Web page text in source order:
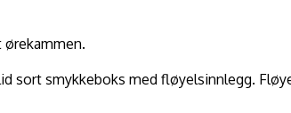
ørekammen.
sort smykkeboks med fløyelsinnlegg.